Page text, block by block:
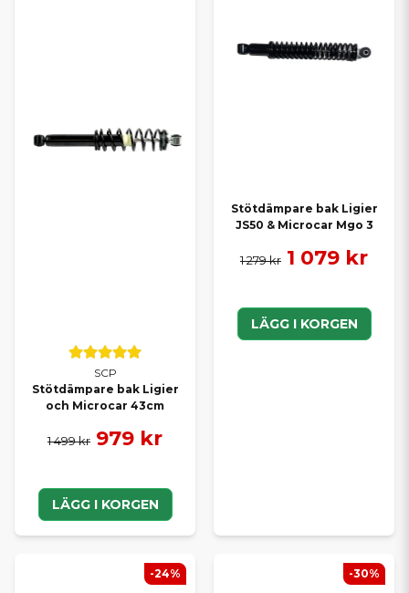
SCP
Stötdämpare bak Ligier
och Microcar 43cm
1 499 kr 979 kr
LÄGG I KORGEN
Stötdämpare bak Ligier
JS50 & Microcar Mgo 3
1 279 kr 1 079 kr
LÄGG I KORGEN
-24% -30%